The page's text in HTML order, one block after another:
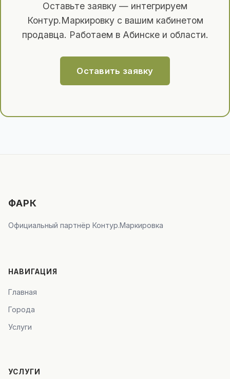
Оставьте заявку — интегрируем
Контур.Маркировку с вашим кабинетом
продавца. Работаем в Абинске и области.
Оставить заявку
ФАРК
Официальный партнёр Контур.Маркировка
НАВИГАЦИЯ
Главная
Города
Услуги
УСЛУГИ